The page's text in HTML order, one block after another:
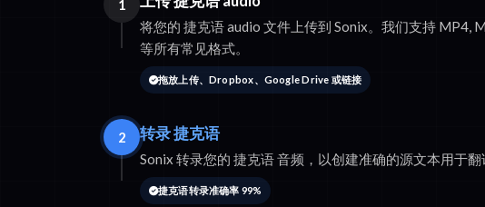
1
将您的 捷克语 audio 文件上传到 Sonix。我们支持 MP4,
等所有常见格式。
拖放上传、Dropbox、Google Drive 或链接
2 转录 捷克语
Sonix 转录您的 捷克语 音频，以创建准确的源文本用于翻
捷克语转录准确率 99%